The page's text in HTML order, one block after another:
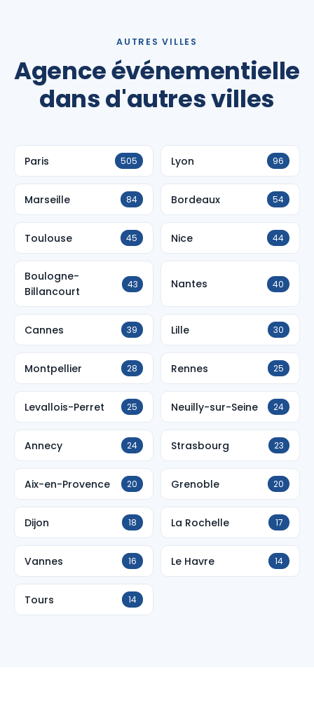
AUTRES VILLES
Agence événementielle
dans d'autres villes
Paris 505 Lyon 96
Marseille 84 Bordeaux 54
Toulouse 45 Nice 44
Boulogne-
Billancourt
43 Nantes 40
Cannes 39 Lille 30
Montpellier 28 Rennes 25
Levallois-Perret 25 Neuilly-sur-Seine 24
Annecy 24 Strasbourg 23
Aix-en-Provence 20 Grenoble 20
Dijon 18 La Rochelle 17
Vannes 16 Le Havre 14
Tours 14